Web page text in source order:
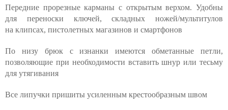
Передние прорезные карманы с открытым верхом. Удобны
для переноски ключей, складных ножей/мультитулов
на клипсах, пистолетных магазинов и смартфонов
По низу брюк с изнанки имеются обметанные петли,
позволяющие при необходимости вставить шнур или тесьму
для утягивания
Все липучки пришиты усиленным крестообразным швом